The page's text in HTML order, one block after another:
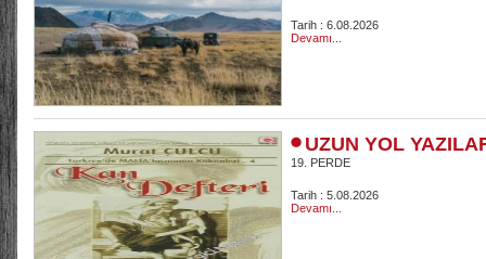
Tarih : 6.08.2026
Devamı...
UZUN YOL
19. PERDE
Tarih : 5.08.2026
Devamı...